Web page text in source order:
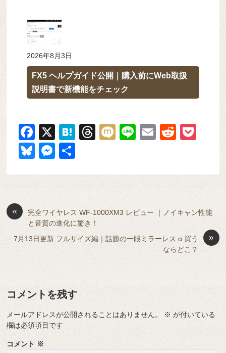
2026年8月3日
FX5 ヘルプガイド公開｜購入前にWeb取扱
説明書で新機能をチェック
F
a
c
e
o
o
k
X
H
n
T
a
s
M Li
E
R
di et
Bl
y
M
n
g
er
«
完全ワイヤレス WF-1000XM3 レビュー ｜ノイキャン性能
と音質の進化に驚き！
»
7月13日更新 フルサイズ編｜話題の一眼ミラーレス α 買う
ならどこ？
コメントを残す
メールアドレスが公開されることはありません。 ※ が付いている
欄は必須項目です
コメント ※